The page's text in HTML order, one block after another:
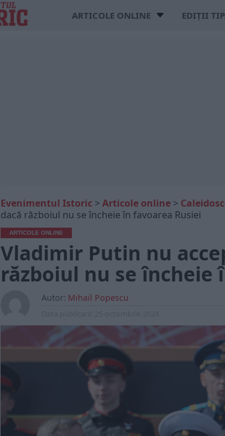
ARTICOLE ONLINE EDIȚII
Evenimentul Istoric > Articole online >
dacă războiul nu se încheie în favoarea Rusiei
ARTICOLE ONLINE
Vladimir Putin nu
războiul nu se încheie
Autor: Mihail Popescu